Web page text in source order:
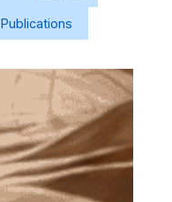
Publications